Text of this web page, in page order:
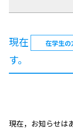
現在 在学生の
す。
現在，お知らせは